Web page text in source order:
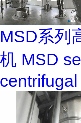
MSD系列
机 MSD